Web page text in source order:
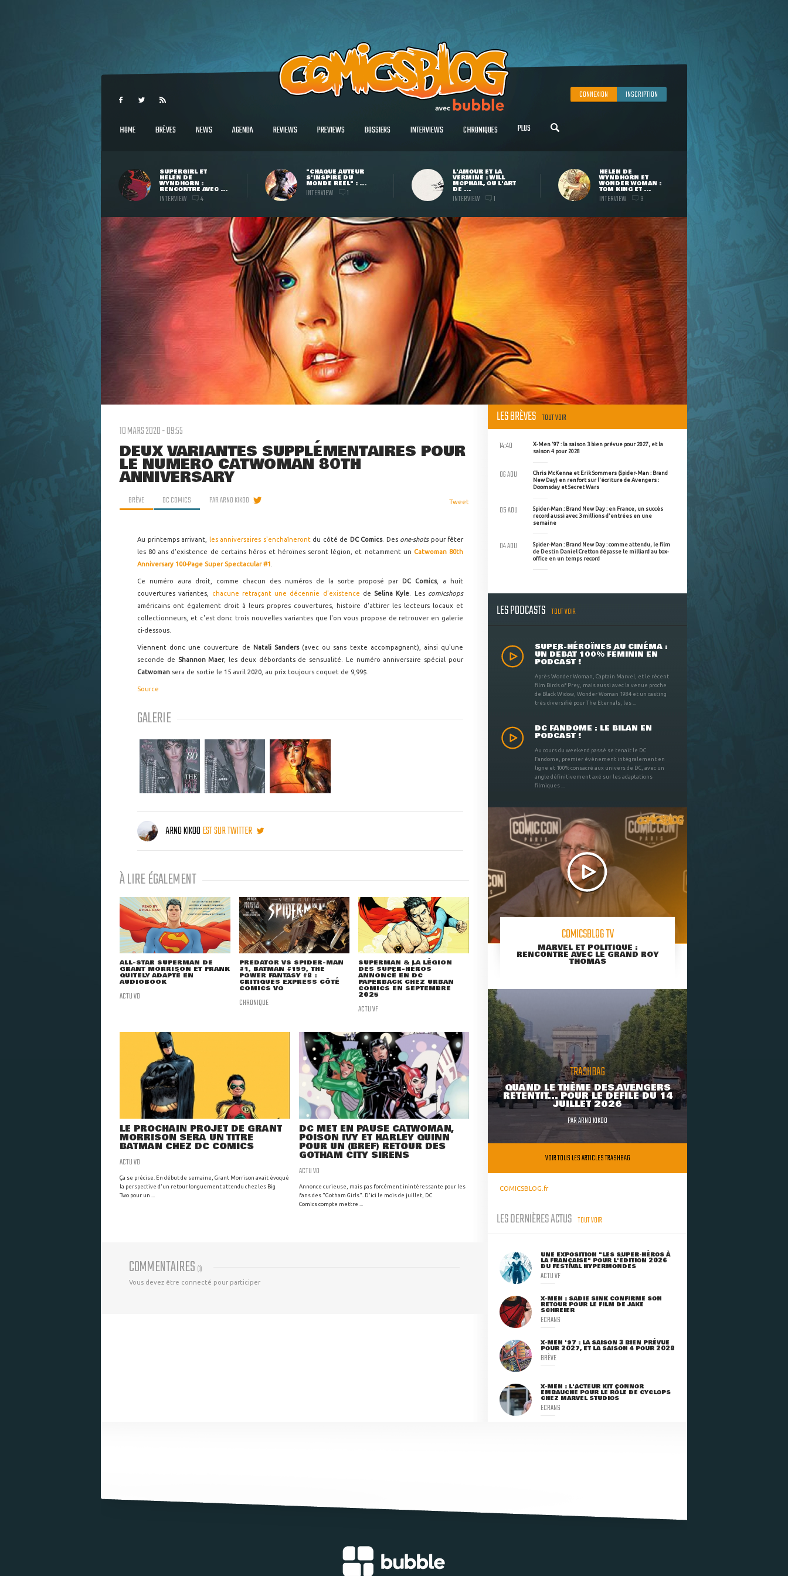
CONNEXION INSCRIPTION
HOME BRÈVES NEWS AGENDA REVIEWS PREVIEWS DOSSIERS INTERVIEWS CHRONIQUES PLUS
SUPERGIRL ET
HELEN DE
WYNDHORN :
RENCONTRE AVEC ...
INTERVIEW 4
"CHAQUE AUTEUR
S'INSPIRE DU
MONDE RÉEL" : ...
INTERVIEW 1
L'AMOUR ET LA
VERMINE : WILL
MCPHAIL, OU L'ART
DE ...
INTERVIEW 1
HELEN DE
WYNDHORN ET
WONDER WOMAN :
TOM KING ET ...
INTERVIEW 3
10 MARS 2020 - 09:55
DEUX VARIANTES SUPPLÉMENTAIRES POUR
LE NUMÉRO CATWOMAN 80TH
ANNIVERSARY
BRÈVE DC COMICS PARARNO KIKOO Tweet
Au printemps arrivant, les anniversaires s'enchaînerontdu côté de DC Comics. Des one-shots pour fêter
les 80 ans d'existence de certains héros et héroïnes seront légion, et notamment un Catwoman 80th
Anniversary 100-Page Super Spectacular #1
Ce numéro aura droit, comme chacun des numéros de la sorte proposé par DC Comics, a huit
couvertures variantes,
chacune retraçant une décennie d'existence de Selina Kyle . Les comicshops
américains ont également droit à leurs propres couvertures, histoire d'attirer les lecteurs locaux et
collectionneurs, et c'est donc trois nouvelles variantes que l'on vous propose de retrouver en galerie
ci-dessous.
Viennent donc une couverture de Natali Sanders(avec ou sans texte accompagnant), ainsi qu'une
seconde de Shannon Maer, les deux débordants de sensualité. Le numéro anniversaire spécial pour
Catwoman sera de sortie le 15 avril 2020, au prix toujours coquet de 9,99$.
Source
GALERIE
ARNO KIKOOEST SUR TWITTER
À LIRE ÉGALEMENT
ALL-STAR SUPERMAN DE
GRANT MORRISON ET FRANK
QUITELY ADAPTÉ EN
AUDIOBOOK
ACTU VO
PREDATOR VS SPIDER-MAN
#1, BATMAN #159, THE
POWER FANTASY #8 :
CRITIQUES EXPRESS CÔTÉ
COMICS VO
CHRONIQUE
SUPERMAN & LA LÉGION
DES SUPER-HÉROS
ANNONCÉ EN DC
PAPERBACK CHEZ URBAN
COMICS EN SEPTEMBRE
2025
ACTU VF
LE PROCHAIN PROJET DE GRANT
MORRISON SERA UN TITRE
BATMAN CHEZ DC COMICS
ACTU VO
Ça se précise. En début de semaine, Grant Morrison avait évoqué
la perspective d'un retour longuement attendu chez les Big
Two pour un ...
DC MET EN PAUSE CATWOMAN,
POISON IVY ET HARLEY QUINN
POUR UN (BREF) RETOUR DES
GOTHAM CITY SIRENS
ACTU VO
Annonce curieuse, mais pas forcément inintéressante pour les
fans des "Gotham Girls". D'ici le mois de juillet, DC
Comics compte mettre ...
COMMENTAIRES (0)
Vous devez être connecté pour participer
LES BRÈVES TOUT VOIR
X-Men '97 : la saison 3 bien prévue pour 2027, et la
saison 4 pour 2028
14:40
Chris McKenna et Erik Sommers (Spider-Man : Brand
New Day) en renfort sur l'écriture de Avengers :
Doomsday et Secret Wars
06 AOU
Spider-Man : Brand New Day : en France, un succès
record aussi avec 3 millions d'entrées en une
semaine
05 AOU
Spider-Man : Brand New Day : comme attendu, le film
de Destin Daniel Cretton dépasse le milliard au box-
office en un temps record
04 AOU
LES PODCASTS TOUT VOIR
SUPER-HÉROÏNES AU CINÉMA :
UN DÉBAT 100% FÉMININ EN
PODCAST !
Après Wonder Woman, Captain Marvel, et le récent
film Birds of Prey, mais aussi avec la venue proche
de Black Widow, Wonder Woman 1984 et un casting
très diversifié pour The Eternals, les ...
DC FANDOME : LE BILAN EN
PODCAST !
Au cours du weekend passé se tenait le DC
Fandome, premier évènement intégralement en
ligne et 100% consacré aux univers de DC, avec un
angle définitivement axé sur les adaptations
filmiques ...
COMICSBLOG TV
MARVEL ET POLITIQUE :
RENCONTRE AVEC LE GRAND ROY
THOMAS
TRASHBAG
QUAND LE THÈME DES AVENGERS
RETENTIT... POUR LE DÉFILÉ DU 14
JUILLET 2026
PARARNO KIKOO
VOIR TOUS LES ARTICLES TRASHBAG
COMICSBLOG.fr
LES DERNIÈRES ACTUS TOUT VOIR
UNE EXPOSITION "LES SUPER-HÉROS À
LA FRANÇAISE" POUR L'ÉDITION 2026
DU FESTIVAL HYPERMONDES
ACTU VF
X-MEN : SADIE SINK CONFIRME SON
RETOUR POUR LE FILM DE JAKE
SCHREIER
ECRANS
X-MEN '97 : LA SAISON 3 BIEN PRÉVUE
POUR 2027, ET LA SAISON 4 POUR 2028
BRÈVE
X-MEN : L'ACTEUR KIT CONNOR
EMBAUCHÉ POUR LE RÔLE DE CYCLOPS
CHEZ MARVEL STUDIOS
ECRANS